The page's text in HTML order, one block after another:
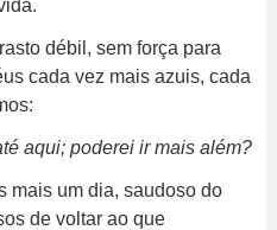
débil, sem força para
cada vez mais azuis, cada
aqui; poderei ir mais além?
mais um dia, saudoso do
de voltar ao que